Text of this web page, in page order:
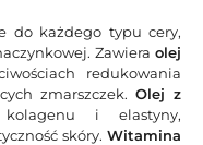
do każdego typu cery,
Zawiera olej
redukowania
zmarszczek. Olej z
i elastyny,
skóry. Witamina